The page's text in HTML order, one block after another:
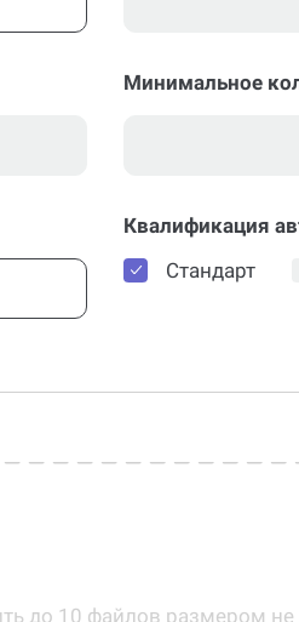
Минимальное
Квалификация
Стандарт
до 10 файлов размером